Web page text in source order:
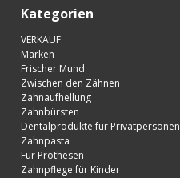
Kategorien
VERKAUF
Marken
Frischer Mund
Zwischen den Zähnen
Zahnaufhellung
Zahnbürsten
Dentalprodukte für Privatpersonen
Zahnpasta
Für Prothesen
Zahnpflege für Kinder